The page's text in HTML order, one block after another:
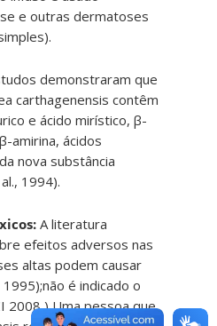
e outras dermatoses
demonstraram que
carthagenensis contêm
e ácido mirístico, β-
amirina, ácidos
nova substância
1994).
A literatura
efeitos adversos nas
altas podem causar
é indicado o
2008 ) Uma pessoa que